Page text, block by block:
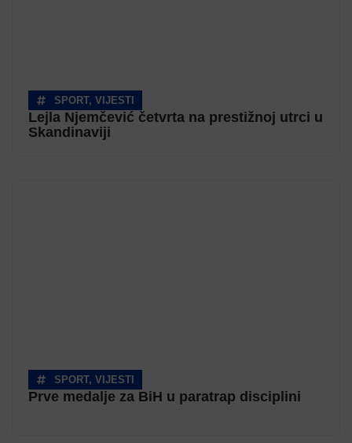
SPORT, VIJESTI
Lejla Njemčević četvrta na prestižnoj utrci u
Skandinaviji
SPORT, VIJESTI
Prve medalje za BiH u paratrap disciplini